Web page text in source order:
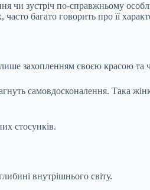
чи зустріч по-справжньому
часто багато говорить про її
захопленням своєю красою та
самовдосконалення. Така
стосунків.
внутрішнього світу.